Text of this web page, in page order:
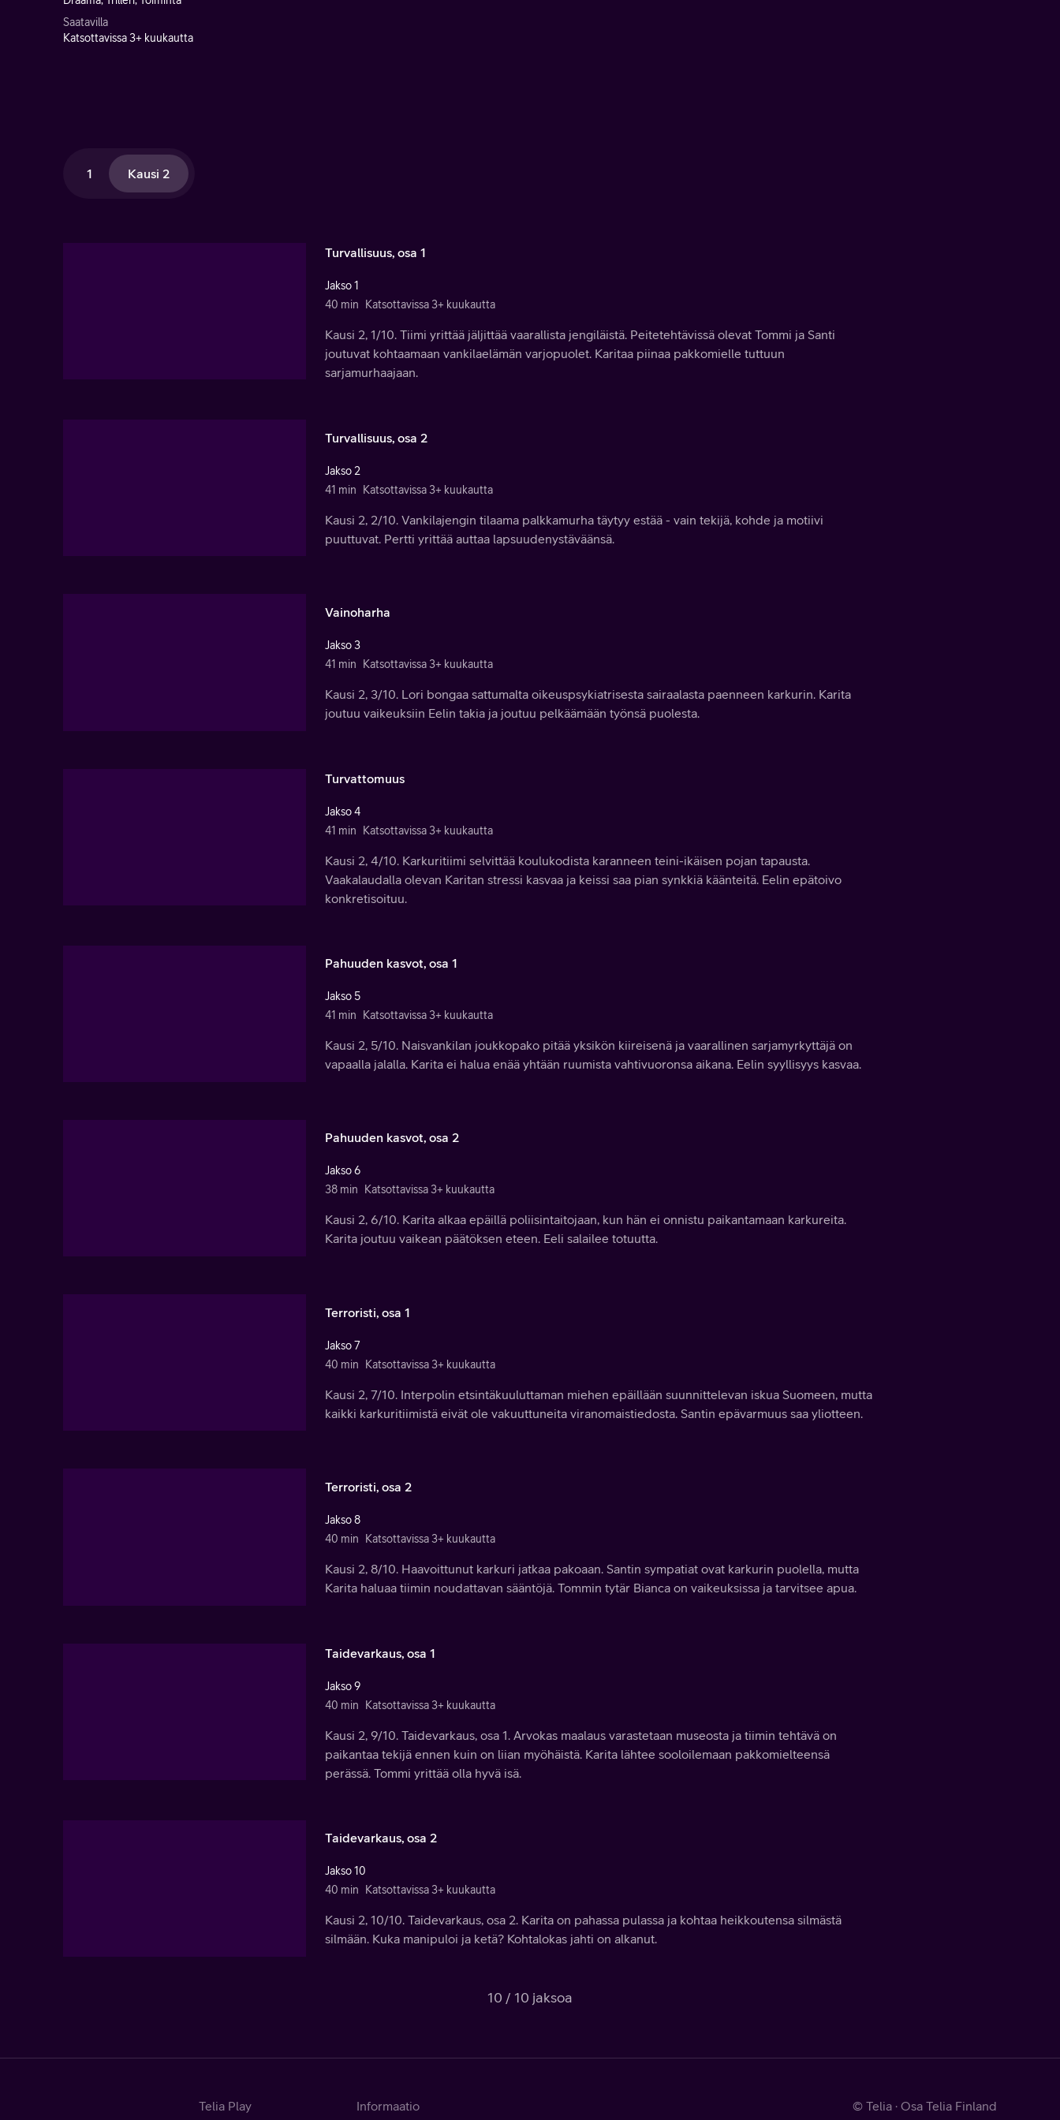
Saatavilla
Katsottavissa 3+ kuukautta
1 Kausi 2
Turvallisuus, osa 1
Jakso 1
40 min
Katsottavissa 3+ kuukautta
Kausi 2, 1/10. Tiimi yrittää jäljittää vaarallista jengiläistä. Peitetehtävissä olevat Tommi ja Santi
joutuvat kohtaamaan vankilaelämän varjopuolet. Karitaa piinaa pakkomielle tuttuun
sarjamurhaajaan.
Turvallisuus, osa 2
Jakso 2
41 min
Katsottavissa 3+ kuukautta
Kausi 2, 2/10. Vankilajengin tilaama palkkamurha täytyy estää - vain tekijä, kohde ja motiivi
puuttuvat. Pertti yrittää auttaa lapsuudenystäväänsä.
Vainoharha
Jakso 3
41 min
Katsottavissa 3+ kuukautta
Kausi 2, 3/10. Lori bongaa sattumalta oikeuspsykiatrisesta sairaalasta paenneen karkurin. Karita
joutuu vaikeuksiin Eelin takia ja joutuu pelkäämään työnsä puolesta.
Turvattomuus
Jakso 4
41 min
Katsottavissa 3+ kuukautta
Kausi 2, 4/10. Karkuritiimi selvittää koulukodista karanneen teini-ikäisen pojan tapausta.
Vaakalaudalla olevan Karitan stressi kasvaa ja keissi saa pian synkkiä käänteitä. Eelin epätoivo
konkretisoituu.
Pahuuden kasvot, osa 1
Jakso 5
41 min
Katsottavissa 3+ kuukautta
Kausi 2, 5/10. Naisvankilan joukkopako pitää yksikön kiireisenä ja vaarallinen sarjamyrkyttäjä on
vapaalla jalalla. Karita ei halua enää yhtään ruumista vahtivuoronsa aikana. Eelin syyllisyys kasvaa.
Pahuuden kasvot, osa 2
Jakso 6
38 min
Katsottavissa 3+ kuukautta
Kausi 2, 6/10. Karita alkaa epäillä poliisintaitojaan, kun hän ei onnistu paikantamaan karkureita.
Karita joutuu vaikean päätöksen eteen. Eeli salailee totuutta.
Terroristi, osa 1
Jakso 7
40 min
Katsottavissa 3+ kuukautta
Kausi 2, 7/10. Interpolin etsintäkuuluttaman miehen epäillään suunnittelevan iskua Suomeen, mutta
kaikki karkuritiimistä eivät ole vakuuttuneita viranomaistiedosta. Santin epävarmuus saa yliotteen.
Terroristi, osa 2
Jakso 8
40 min
Katsottavissa 3+ kuukautta
Kausi 2, 8/10. Haavoittunut karkuri jatkaa pakoaan. Santin sympatiat ovat karkurin puolella, mutta
Karita haluaa tiimin noudattavan sääntöjä. Tommin tytär Bianca on vaikeuksissa ja tarvitsee apua.
Taidevarkaus, osa 1
Jakso 9
40 min
Katsottavissa 3+ kuukautta
Kausi 2, 9/10. Taidevarkaus, osa 1. Arvokas maalaus varastetaan museosta ja tiimin tehtävä on
paikantaa tekijä ennen kuin on liian myöhäistä. Karita lähtee sooloilemaan pakkomielteensä
perässä. Tommi yrittää olla hyvä isä.
Taidevarkaus, osa 2
Jakso 10
40 min
Katsottavissa 3+ kuukautta
Kausi 2, 10/10. Taidevarkaus, osa 2. Karita on pahassa pulassa ja kohtaa heikkoutensa silmästä
silmään. Kuka manipuloi ja ketä? Kohtalokas jahti on alkanut.
10 / 10 jaksoa
Telia Play Informaatio
© Telia · Osa Telia Finland